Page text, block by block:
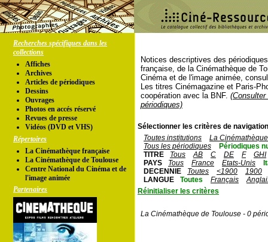
Recherches spécifiques dans les
collections
Affiches
Archives
Articles de périodiques
Dessins
Ouvrages
Photos en accés réservé
Revues de presse
Vidéos (DVD et VHS)
Répertoires
La Cinémathèque française
La Cinémathèque de Toulouse
Centre National du Cinéma et de
l'image animée
Partenaires
Notices descriptives des
française, de la Cinémathèque de
Cinéma et de l'image animée,
Les titres Cinémagazine et Paris-
coopération avec la BNF.
périodiques)
Sélectionner les critères de
Toutes institutions
La
Tous les périodiques
Périodiques
TITRE
Tous AB C DE F
GHI
PAYS
Tous France Etats-Unis
DECENNIE
Toutes <1900
1900
LANGUE
Toutes Français
Réinitialiser les critères
La Cinémathèque de Toulouse - 0